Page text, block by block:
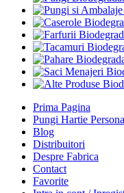
Prima Pagina
Pungi Hartie
Blog
Distribuitori
Despre Fabrica
Contact
Favorite